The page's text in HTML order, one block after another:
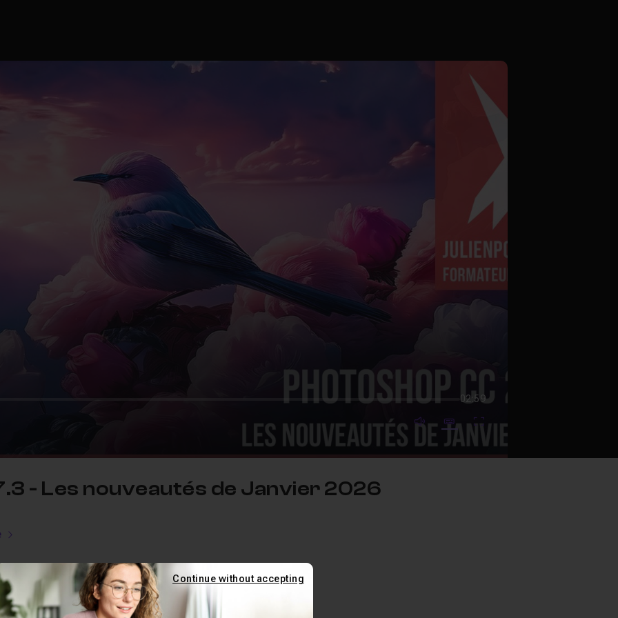
02:59
mute video
SubtitlesFullscreen
- Les nouveautés de Janvier 2026